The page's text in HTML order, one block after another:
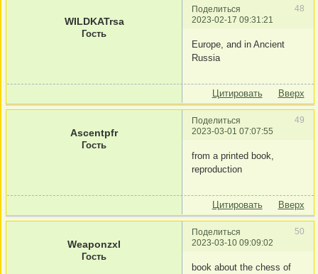
Поделиться
48
2023-02-17 09:31:21
WILDKATrsa
Гость
Europe, and in Ancient
Russia
Цитировать Вверх
Поделиться
49
2023-03-01 07:07:55
Ascentpfr
Гость
from a printed book,
reproduction
Цитировать Вверх
Поделиться
50
2023-03-10 09:09:02
Weaponzxl
Гость
book about the chess of